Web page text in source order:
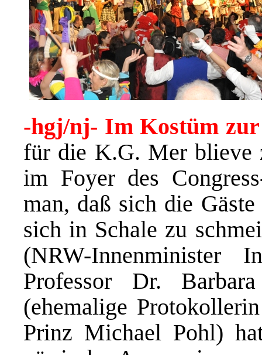
-hgj/nj- Im Kostüm
für die K.G. Mer blieve
im Foyer des
man, daß sich die
sich in Schale zu
(NRW-Innenminister
Professor Dr.
(ehemalige
Prinz Michael Pohl)